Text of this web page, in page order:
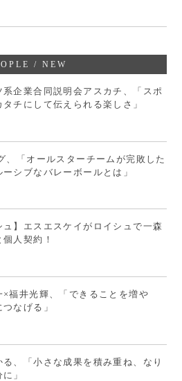
/ NEW
系企業合同説明会アスカチ、「スポ
タチにして伝えられる楽しさ」
、「オールスターチームが完敗した
ーシブなバレーボールとは」
ュ】エスエスケイがロイシュで一森
人契約！
×福井光輝、「できることを増や
なげる」
る、「小さな成果を積み重ね、なり
」